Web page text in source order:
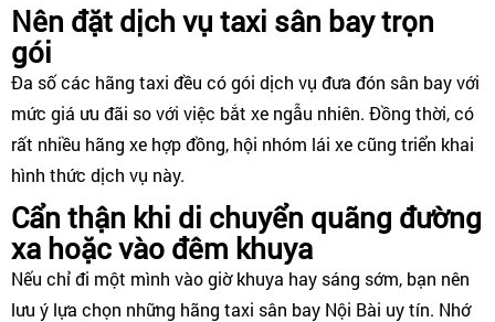
Nên đặt dịch vụ taxi sân bay trọn
gói
Đa số các hãng taxi đều có gói dịch vụ đưa đón sân bay với
mức giá ưu đãi so với việc bắt xe ngẫu nhiên. Đồng thời, có
rất nhiều hãng xe hợp đồng, hội nhóm lái xe cũng triển khai
hình thức dịch vụ này.
Cẩn thận khi di chuyển quãng đường
xa hoặc vào đêm khuya
Nếu chỉ đi một mình vào giờ khuya hay sáng sớm, bạn nên
lưu ý lựa chọn những hãng taxi sân bay Nội Bài uy tín. Nhớ